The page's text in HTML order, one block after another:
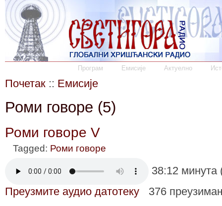
Програм Емисије Актуелно
Почетак :: Емисије
Роми говоре (5)
Роми говоре V
Tagged: Роми говоре
38:12
Преузмите аудио датотеку
376